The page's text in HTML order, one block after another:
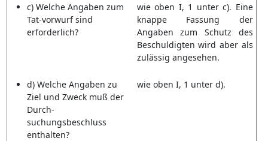
c) Welche Angaben zum
Tat-vorwurf sind
erforderlich?
wie oben I, 1 unter c). Eine
knappe Fassung der
Angaben zum Schutz des
Beschuldigten wird aber als
zulässig angesehen.
d) Welche Angaben zu
Ziel und Zweck muß der
Durch-
suchungsbeschluss
enthalten?
wie oben I, 1 unter d).